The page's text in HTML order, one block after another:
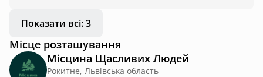
Показати всі: 3
Місце розташування
Місцина Щасливих Людей
Рокитне, Львівська область